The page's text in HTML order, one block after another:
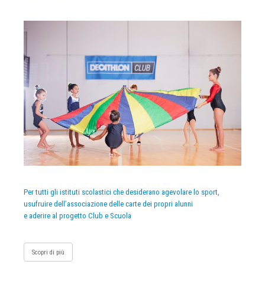
Per tutti gli istituti scolastici che desiderano agevolare lo sport,
usufruire dell’associazione delle carte dei propri alunni
e aderire al progetto Club e Scuola
Scopri di più